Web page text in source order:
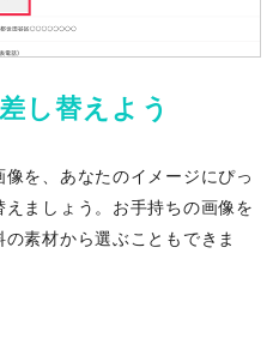
し替えよう
を、あなたのイメージにぴっ
ましょう。お手持ちの画像を
素材から選ぶこともできま